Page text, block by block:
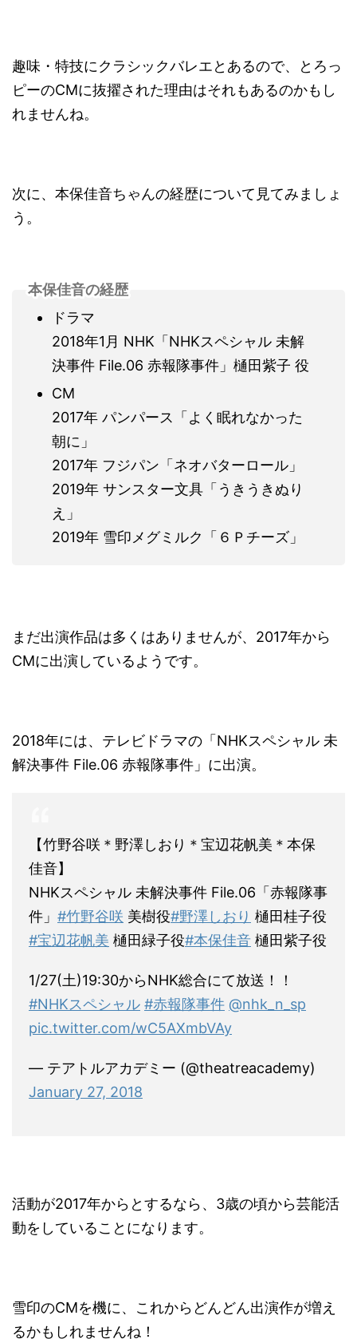
趣味・特技にクラシックバレエとあるので、とろっ
ピーのCMに抜擢された理由はそれもあるのかもし
れませんね。
次に、本保佳音ちゃんの経歴について見てみましょ
う。
本保佳音の経歴
ドラマ
2018年1月 NHK「NHKスペシャル 未解
決事件 File.06 赤報隊事件」樋田紫子 役
CM
2017年 パンパース「よく眠れなかった
朝に」
2017年 フジパン「ネオバターロール」
2019年 サンスター文具「うきうきぬり
え」
2019年 雪印メグミルク「６Ｐチーズ」
まだ出演作品は多くはありませんが、2017年から
CMに出演しているようです。
2018年には、テレビドラマの「NHKスペシャル 未
解決事件 File.06 赤報隊事件」に出演。
【竹野谷咲＊野澤しおり＊宝辺花帆美＊本保
佳音】
NHKスペシャル 未解決事件 File.06「赤報隊事
件」 #竹野谷咲 美樹役#野澤しおり 樋田桂子役
#宝辺花帆美 樋田緑子役#本保佳音 樋田紫子役
1/27(土)19:30からNHK総合にて放送！！
#NHKスペシャル #赤報隊事件 @nhk_n_sp
pic.twitter.com/wC5AXmbVAy
— テアトルアカデミー (@theatreacademy)
January 27, 2018
活動が2017年からとするなら、3歳の頃から芸能活
動をしていることになります。
雪印のCMを機に、これからどんどん出演作が増え
るかもしれませんね！